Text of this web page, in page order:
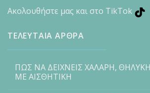
Ακολουθήστε μας και στο TikTok
ΤΕΛΕΥΤΑΙΑ ΑΡΘΡΑ
ΠΩΣ ΝΑ ΔΕΙΧΝΕΙΣ ΧΑΛΑΡΗ, ΘΗΛΥΚΗ
ΜΕ ΑΙΣΘΗΤΙΚΗ